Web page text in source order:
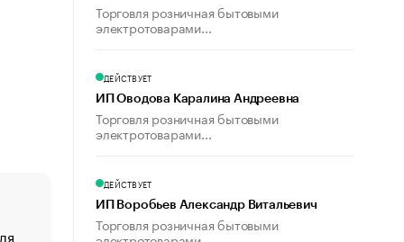
«От спорта тело стареет иначе». Как живет глава
Торговля розничная бытовыми
электротоварами...
ДЕЙСТВУЕТ
ИП Оводова Каралина Андреевна
Торговля розничная бытовыми
электротоварами...
ДЕЙСТВУЕТ
ИП Воробьев Александр Витальевич
Торговля розничная бытовыми